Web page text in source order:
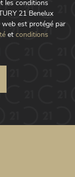
les conditions
21 Benelux
web est protégé par
et conditions